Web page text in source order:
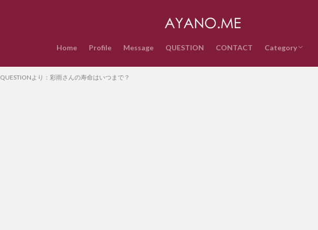
Home Profile Message QUESTION CONTACT Category
音楽
インターネッ
テクノロジー
ライフスタイ
政治経済
時事ネタ
エンタメ・ス
雑記
QUESTION
QUESTIONより：彩雨さんの寿命はいつまで？